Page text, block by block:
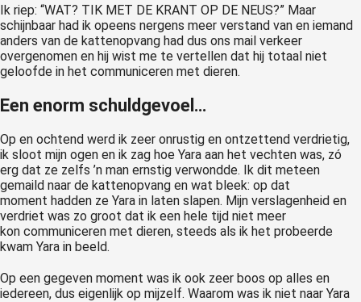
Ik riep: “WAT? TIK MET DE KRANT OP DE NEUS?” Maar
schijnbaar had ik opeens nergens meer verstand van en iemand
anders van de kattenopvang had dus ons mail verkeer
overgenomen en hij wist me te vertellen dat hij totaal niet
geloofde in het communiceren met dieren.
Een enorm schuldgevoel…
Op en ochtend werd ik zeer onrustig en ontzettend verdrietig,
ik sloot mijn ogen en ik zag hoe Yara aan het vechten was, zó
erg dat ze zelfs ’n man ernstig verwondde. Ik dit meteen
gemaild naar de kattenopvang en wat bleek: op dat
moment hadden ze Yara in laten slapen. Mijn verslagenheid en
verdriet was zo groot dat ik een hele tijd niet meer
kon communiceren met dieren, steeds als ik het probeerde
kwam Yara in beeld.
Op een gegeven moment was ik ook zeer boos op alles en
iedereen, dus eigenlijk op mijzelf. Waarom was ik niet naar Yara